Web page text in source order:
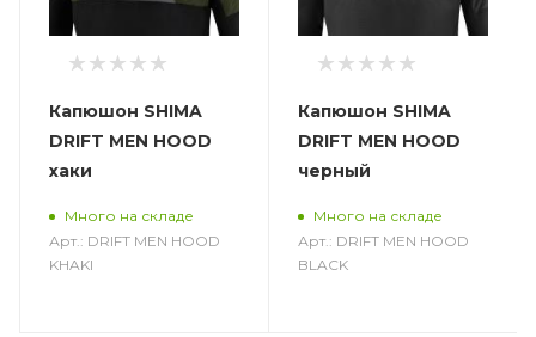
Капюшон SHIMA
DRIFT MEN HOOD
хаки
Много на складе
Арт.: DRIFT MEN HOOD
KHAKI
Капюшон SHIMA
DRIFT MEN HOOD
черный
Много на складе
Арт.: DRIFT MEN HOOD
BLACK